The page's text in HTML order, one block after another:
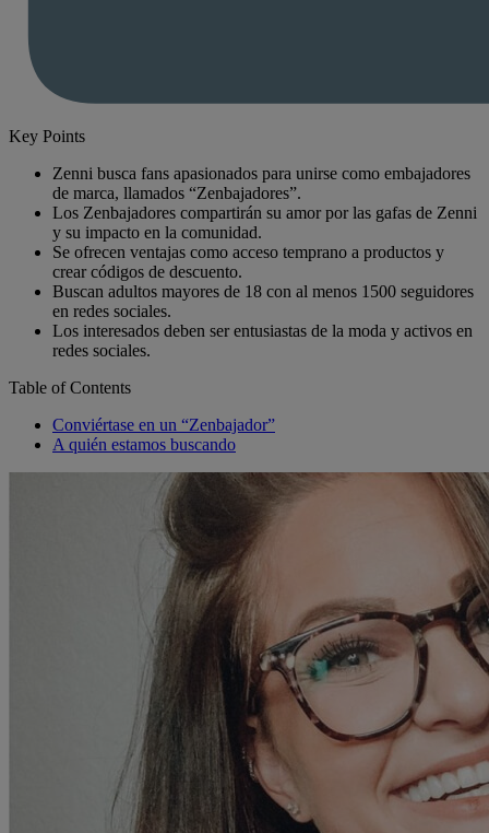
Key Points
Zenni busca fans apasionados para unirse como embajadores
de marca, llamados “Zenbajadores”.
Los Zenbajadores compartirán su amor por las gafas de Zenni
y su impacto en la comunidad.
Se ofrecen ventajas como acceso temprano a productos y
crear códigos de descuento.
Buscan adultos mayores de 18 con al menos 1500 seguidores
en redes sociales.
Los interesados deben ser entusiastas de la moda y activos en
redes sociales.
Table of Contents
Conviértase en un “Zenbajador”
A quién estamos buscando